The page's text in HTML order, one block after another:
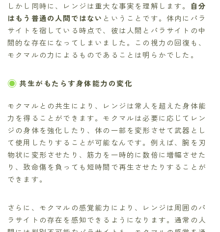
しかし同時に、レンジは重大な事実を理解します。
自分
はもう普通の人間ではない ということです。体内にパラ
サイトを宿している時点で、彼は人間とパラサイトの中
間的な存在になってしまいました。この視力の回復も、
モクマルの力によるものであることは明らかでした。
共生がもたらす身体能力の変化
モクマルとの共生により、レンジは常人を超えた身体能
力を得ることができます。モクマルは必要に応じてレン
ジの身体を強化したり、体の一部を変形させて武器とし
て使用したりすることが可能なんです。例えば、腕を刃
物状に変形させたり、筋力を一時的に数倍に増幅させた
り、致命傷を負っても短時間で再生させたりすることが
できます。
さらに、モクマルの感覚能力により、レンジは周囲のパ
ラサイトの存在を感知できるようになります。通常の人